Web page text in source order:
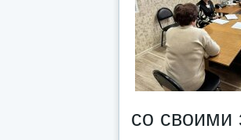
со своими